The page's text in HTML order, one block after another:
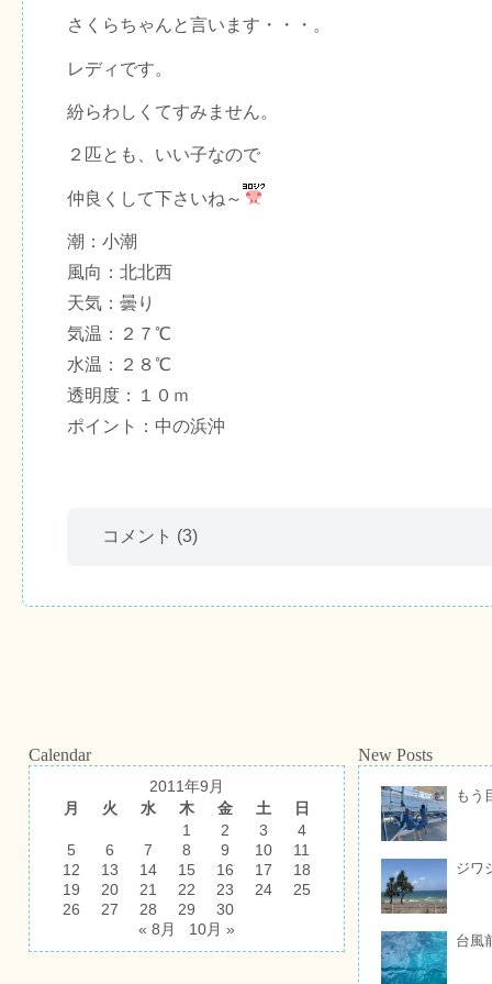
さくらちゃんと言います・・・。
レディです。
紛らわしくてすみません。
２匹とも、いい子なので
仲良くして下さいね～
潮：小潮
風向：北北西
天気：曇り
気温：２７℃
水温：２８℃
透明度：１０ｍ
ポイント：中の浜沖
コメント (3)
Calendar
2011年9月
月
火 水 木 金 土
日
1
2 3
4
5
6 7 8 9 10
11
12
13 14 15 16 17
18
19
20 21 22 23 24
25
26
27 28 29
30
« 8月
10月 »
New Posts
もう
ジワ
台風